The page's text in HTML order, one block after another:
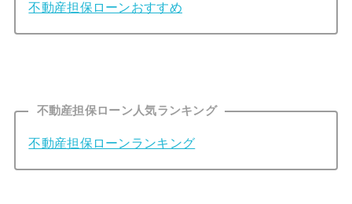
不動産担保ローンおすすめ
不動産担保ローン人気ランキング
不動産担保ローンランキング